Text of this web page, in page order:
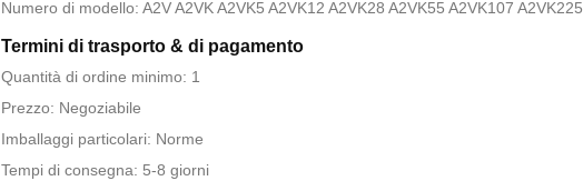
Numero di modello: A2V A2VK A2VK5 A2VK12 A2VK28 A2VK55 A2VK107 A2VK225
Termini di trasporto & di pagamento
Quantità di ordine minimo: 1
Prezzo: Negoziabile
Imballaggi particolari: Norme
Tempi di consegna: 5-8 giorni